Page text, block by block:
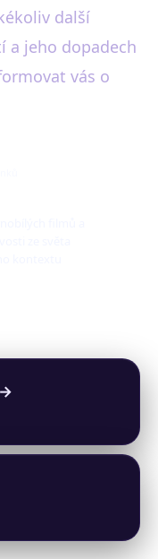
další
a jeho dopadech
vás o